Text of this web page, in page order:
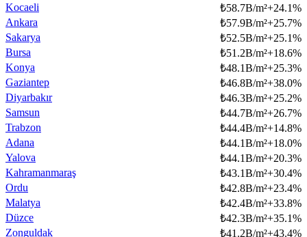
Kocaeli
₺58.7B/m²+24.1%
Ankara
₺57.9B/m²+25.7%
Sakarya
₺52.5B/m²+25.1%
Bursa
₺51.2B/m²+18.6%
Konya
₺48.1B/m²+25.3%
Gaziantep
₺46.8B/m²+38.0%
Diyarbakır
₺46.3B/m²+25.2%
Samsun
₺44.7B/m²+26.7%
Trabzon
₺44.4B/m²+14.8%
Adana
₺44.1B/m²+18.0%
Yalova
₺44.1B/m²+20.3%
Kahramanmaraş
₺43.1B/m²+30.4%
Ordu
₺42.8B/m²+23.4%
Malatya
₺42.4B/m²+33.8%
Düzce
₺42.3B/m²+35.1%
Zonguldak
₺41.2B/m²+43.4%